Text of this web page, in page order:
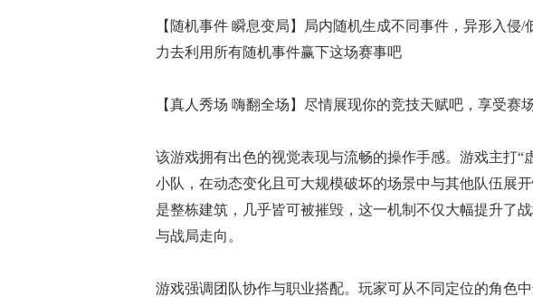
【随机事件 瞬息变局】局内随机生成不同事件，异形入侵
力去利用所有随机事件赢下这场赛事吧
【真人秀场 嗨翻全场】尽情展现你的竞技天赋吧，享受赛
该游戏拥有出色的视觉表现与流畅的操作手感。游戏主打“
小队，在动态变化且可大规模破坏的场景中与其他队伍展
是整栋建筑，几乎皆可被摧毁，这一机制不仅大幅提升了
与战局走向。
游戏强调团队协作与职业搭配。玩家可从不同定位的角色